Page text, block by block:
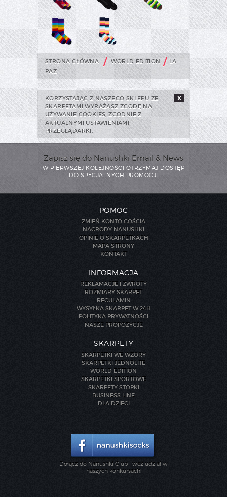
STRONA GŁÓWNA / WORLD EDITION / LA
PAZ
KORZYSTAJĄC Z NASZEGO SKLEPU ZE
SKARPETAMI WYRAŻASZ ZGODĘ NA
UŻYWANIE COOKIES, ZGODNIE Z
AKTUALNYMI USTAWIENIAMI
PRZEGLĄDARKI.
X
Zapisz się do Nanushki Email & News
W PIERWSZEJ KOLEJNOŚCI OTRZYMAJ DOSTĘP
DO SPECJALNYCH PROMOCJI
POMOC
ZMIEŃ KONTO GOŚCIA
NAGRODY NANUSHKI
OPINIE O SKARPETKACH
MAPA STRONY
KONTAKT
INFORMACJA
REKLAMACJE I ZWROTY
ROZMIARY SKARPET
REGULAMIN
WYSYŁKA SKARPET W 24H
POLITYKA PRYWATNOŚCI
NASZE PROPOZYCJE
SKARPETY
SKARPETKI WE WZORY
SKARPETKI JEDNOLITE
WORLD EDITION
SKARPETKI SPORTOWE
SKARPETY STOPKI
BUSINESS LINE
DLA DZIECI
Dołącz do Nanushki Club i weź udział w
naszych konkursach!